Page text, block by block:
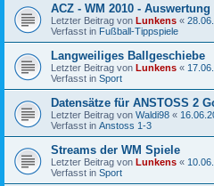
ACZ - WM 2010 -
Letzter Beitrag von Lunkens «
Verfasst in Fußball-Tippspiele
Langweiliges Ballgeschiebe
Letzter Beitrag von Lunkens «
Verfasst in Sport
Datensätze für ANSTOSS 2
Letzter Beitrag von Waldi98 «
Verfasst in Anstoss 1-3
Streams der WM Spiele
Letzter Beitrag von Lunkens «
Verfasst in Sport